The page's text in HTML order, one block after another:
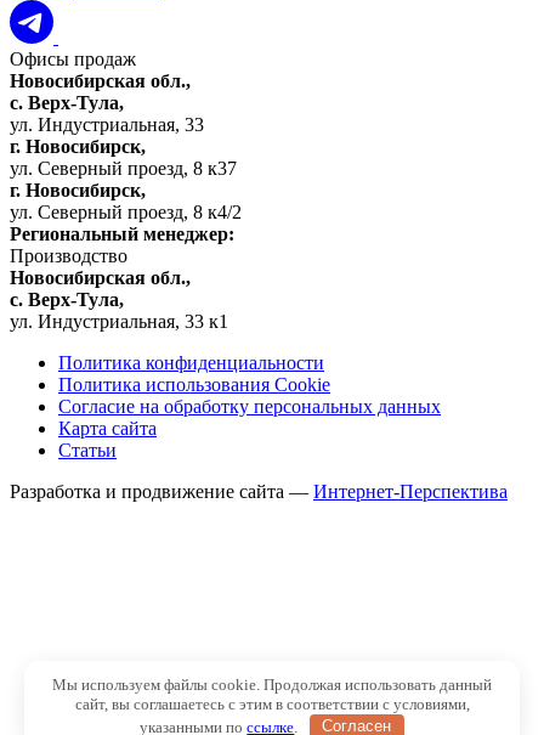
Офисы продаж
Новосибирская обл.,
c. Верх-Тула,
ул. Индустриальная, 33
г. Новосибирск,
ул. Северный проезд, 8 к37
г. Новосибирск,
ул. Северный проезд, 8 к4/2
Региональный менеджер:
Производство
Новосибирская обл.,
c. Верх-Тула,
ул. Индустриальная, 33 к1
Политика конфиденциальности
Политика использования Cookie
Согласие на обработку персональных данных
Карта сайта
Статьи
Разработка и продвижение сайта — Интернет-Перспектива
Мы используем файлы cookie. Продолжая использовать данный
сайт, вы соглашаетесь с этим в соответствии с условиями,
указанными поссылке Согласен